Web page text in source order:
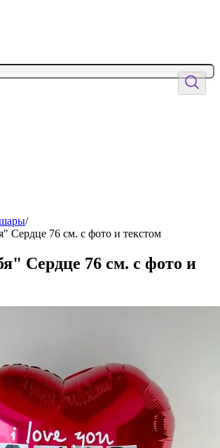
/
Сердце 76 см. с фото и текстом
Сердце 76 см. с фото и